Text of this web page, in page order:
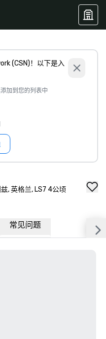
(CSN)！以下是入
加到您的列表中
, 英格兰, LS7 4公顷
常见问题